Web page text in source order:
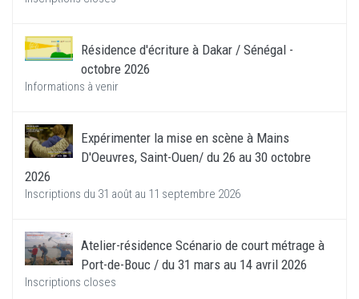
Résidence d'écriture à Dakar / Sénégal -
octobre 2026
Informations à venir
Expérimenter la mise en scène à Mains
D'Oeuvres, Saint-Ouen/ du 26 au 30 octobre
2026
Inscriptions du 31 août au 11 septembre 2026
Atelier-résidence Scénario de court métrage à
Port-de-Bouc / du 31 mars au 14 avril 2026
Inscriptions closes